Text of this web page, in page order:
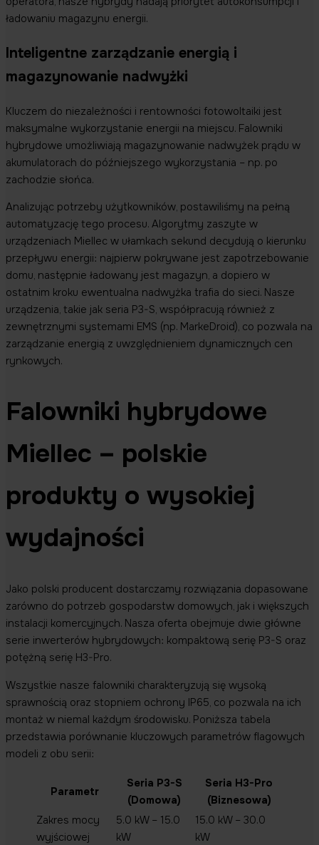
ładowaniu magazynu energii.
Inteligentne zarządzanie energią i
magazynowanie nadwyżki
Kluczem do niezależności i rentowności fotowoltaiki jest
maksymalne wykorzystanie energii na miejscu. Falowniki
hybrydowe umożliwiają magazynowanie nadwyżek prądu w
akumulatorach do późniejszego wykorzystania – np. po
zachodzie słońca.
Analizując potrzeby użytkowników, postawiliśmy na pełną
automatyzację tego procesu. Algorytmy zaszyte w
urządzeniach Miellec w ułamkach sekund decydują o kierunku
przepływu energii: najpierw pokrywane jest zapotrzebowanie
domu, następnie ładowany jest magazyn, a dopiero w
ostatnim kroku ewentualna nadwyżka trafia do sieci. Nasze
urządzenia, takie jak seria P3-S, współpracują również z
zewnętrznymi systemami EMS (np. MarkeDroid), co pozwala na
zarządzanie energią z uwzględnieniem dynamicznych cen
rynkowych.
Falowniki hybrydowe
Miellec – polskie
produkty o wysokiej
wydajności
Jako polski producent dostarczamy rozwiązania dopasowane
zarówno do potrzeb gospodarstw domowych, jak i większych
instalacji komercyjnych. Nasza oferta obejmuje dwie główne
serie inwerterów hybrydowych: kompaktową serię P3-S oraz
potężną serię H3-Pro.
Wszystkie nasze falowniki charakteryzują się wysoką
sprawnością oraz stopniem ochrony IP65, co pozwala na ich
montaż w niemal każdym środowisku. Poniższa tabela
przedstawia porównanie kluczowych parametrów flagowych
modeli z obu serii:
Parametr
Seria P3-S
(Domowa)
Seria H3-Pro
(Biznesowa)
Zakres mocy
wyjściowej
5.0 kW – 15.0
kW
15.0 kW – 30.0
kW